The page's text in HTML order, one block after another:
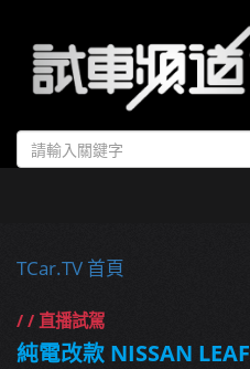
TCar.TV 首頁
/ / 直播試駕
純電改款 NISSAN LEAF